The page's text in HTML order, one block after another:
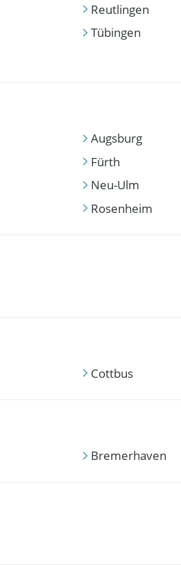
Reutlingen
Tübingen
Augsburg
Fürth
Neu-Ulm
Rosenheim
Cottbus
Bremerhaven